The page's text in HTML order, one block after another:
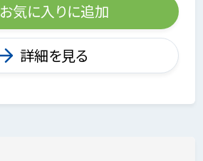
お気に入りに追加
詳細を見る